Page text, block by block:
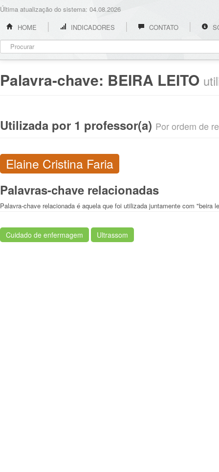
Última atualização do sistema: 04.08.2026
HOME
INDICADORES CONTATO
Palavra-chave: BEIRA LEITO
Utilizada por 1 professor(a) Por ordem de
Elaine Cristina Faria
Palavras-chave relacionadas
Palavra-chave relacionada é aquela que foi utilizada juntamente com "beira
Cuidado de enfermagem Ultrassom